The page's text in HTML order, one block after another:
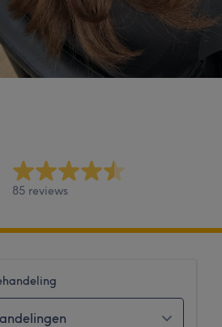
85 reviews